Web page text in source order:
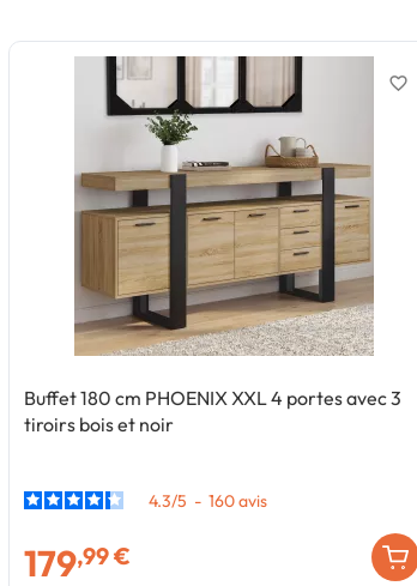
Buffet 180 cm PHOENIX XXL 4 portes avec 3
tiroirs bois et noir
4.3/5 - 160avis
179,99 €
favorite_border